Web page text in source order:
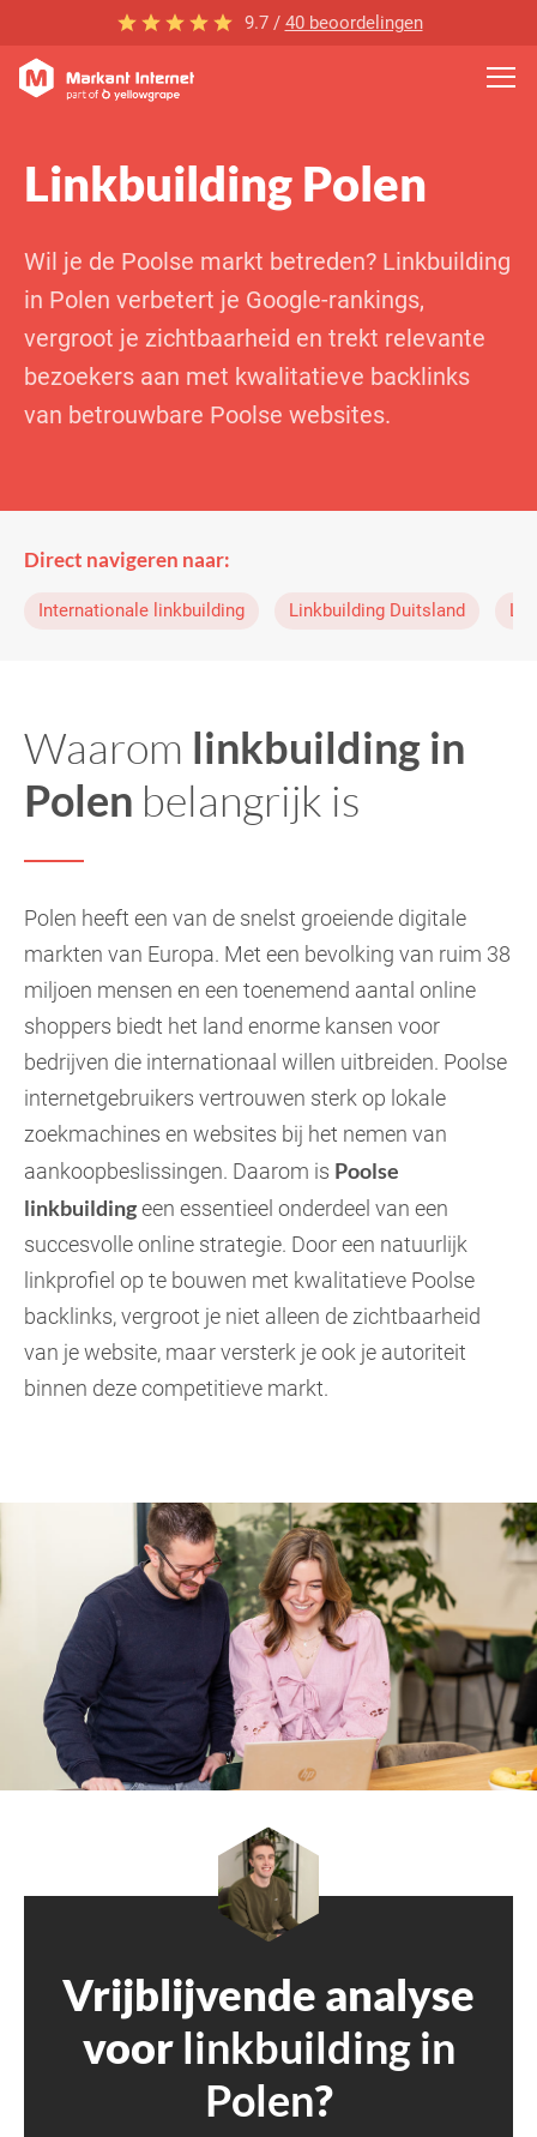
9.7 / 40 beoordelingen
Linkbuilding Polen
Wil je de Poolse markt betreden? Linkbuilding
in Polen verbetert je Google-rankings,
vergroot je zichtbaarheid en trekt relevante
bezoekers aan met kwalitatieve backlinks
van betrouwbare Poolse websites.
Direct navigeren naar:
Internationale linkbuilding Linkbuilding Duitsland
Waarom linkbuilding in
Polen belangrijk is
Polen heeft een van de snelst groeiende digitale
markten van Europa. Met een bevolking van ruim 38
miljoen mensen en een toenemend aantal online
shoppers biedt het land enorme kansen voor
bedrijven die internationaal willen uitbreiden. Poolse
internetgebruikers vertrouwen sterk op lokale
zoekmachines en websites bij het nemen van
aankoopbeslissingen. Daarom is Poolse
linkbuildingeen essentieel onderdeel van een
succesvolle online strategie. Door een natuurlijk
linkprofiel op te bouwen met kwalitatieve Poolse
backlinks, vergroot je niet alleen de zichtbaarheid
van je website, maar versterk je ook je autoriteit
binnen deze competitieve markt.
Vrijblijvende analyse
voor linkbuilding in
Polen?